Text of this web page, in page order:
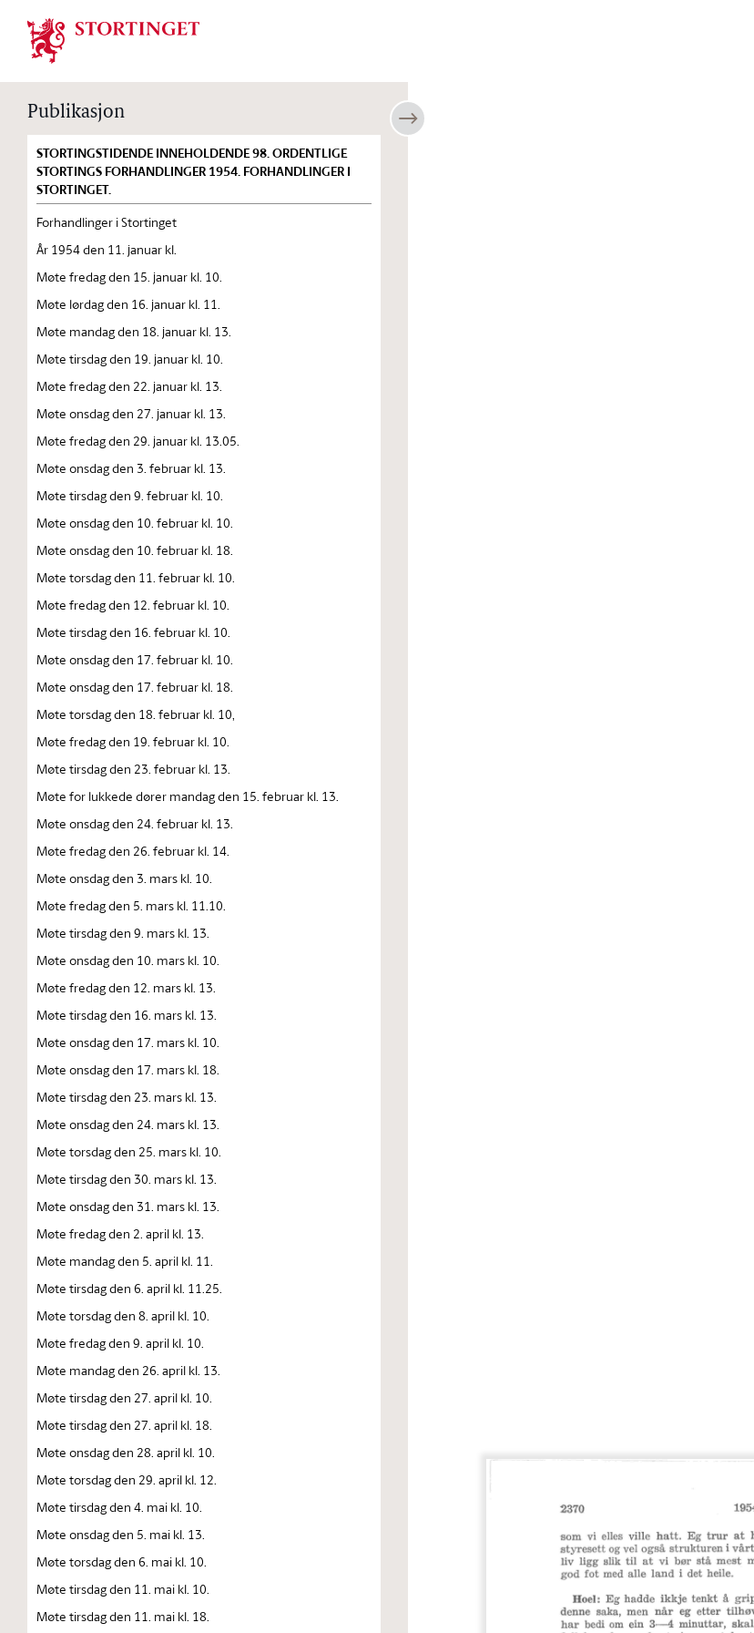
Stortinget.no
Publikasjon
STORTINGSTIDENDE INNEHOLDENDE 98. ORDENTLIGE
STORTINGS FORHANDLINGER 1954. FORHANDLINGER I
STORTINGET.
Forhandlinger i Stortinget
År 1954 den 11. januar kl.
Møte fredag den 15. januar kl. 10.
Møte lørdag den 16. januar kl. 11.
Møte mandag den 18. januar kl. 13.
Møte tirsdag den 19. januar kl. 10.
Møte fredag den 22. januar kl. 13.
Møte onsdag den 27. januar kl. 13.
Møte fredag den 29. januar kl. 13.05.
Møte onsdag den 3. februar kl. 13.
Møte tirsdag den 9. februar kl. 10.
Møte onsdag den 10. februar kl. 10.
Møte onsdag den 10. februar kl. 18.
Møte torsdag den 11. februar kl. 10.
Møte fredag den 12. februar kl. 10.
Møte tirsdag den 16. februar kl. 10.
Møte onsdag den 17. februar kl. 10.
Møte onsdag den 17. februar kl. 18.
Møte torsdag den 18. februar kl. 10,
Møte fredag den 19. februar kl. 10.
Møte tirsdag den 23. februar kl. 13.
Møte for lukkede dører mandag den 15. februar kl. 13.
Møte onsdag den 24. februar kl. 13.
Møte fredag den 26. februar kl. 14.
Møte onsdag den 3. mars kl. 10.
Møte fredag den 5. mars kl. 11.10.
Møte tirsdag den 9. mars kl. 13.
Møte onsdag den 10. mars kl. 10.
Møte fredag den 12. mars kl. 13.
Møte tirsdag den 16. mars kl. 13.
Møte onsdag den 17. mars kl. 10.
Møte onsdag den 17. mars kl. 18.
Møte tirsdag den 23. mars kl. 13.
Møte onsdag den 24. mars kl. 13.
Møte torsdag den 25. mars kl. 10.
Møte tirsdag den 30. mars kl. 13.
Møte onsdag den 31. mars kl. 13.
Møte fredag den 2. april kl. 13.
Møte mandag den 5. april kl. 11.
Møte tirsdag den 6. april kl. 11.25.
Møte torsdag den 8. april kl. 10.
Møte fredag den 9. april kl. 10.
Møte mandag den 26. april kl. 13.
Møte tirsdag den 27. april kl. 10.
Møte tirsdag den 27. april kl. 18.
Møte onsdag den 28. april kl. 10.
Møte torsdag den 29. april kl. 12.
Møte tirsdag den 4. mai kl. 10.
Møte onsdag den 5. mai kl. 13.
Møte torsdag den 6. mai kl. 10.
Møte tirsdag den 11. mai kl. 10.
Møte tirsdag den 11. mai kl. 18.